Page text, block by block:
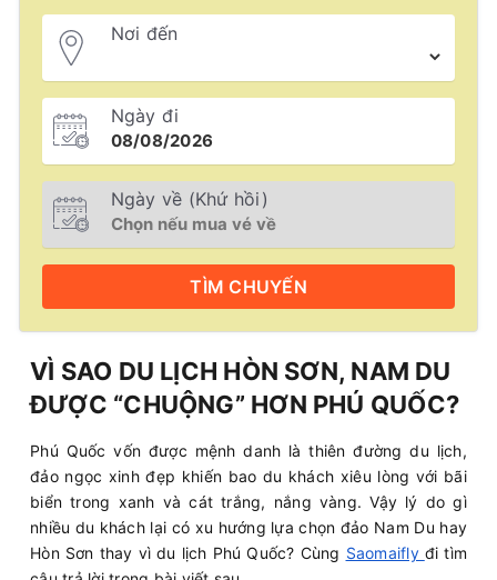
Nơi đến
Ngày đi
Ngày về (Khứ hồi)
TÌM CHUYẾN
VÌ SAO DU LỊCH HÒN SƠN, NAM DU
ĐƯỢC “CHUỘNG” HƠN PHÚ QUỐC?
Phú Quốc vốn được mệnh danh là thiên đường du lịch,
đảo ngọc xinh đẹp khiến bao du khách xiêu lòng với bãi
biển trong xanh và cát trắng, nắng vàng. Vậy lý do gì
nhiều du khách lại có xu hướng lựa chọn đảo Nam Du hay
Hòn Sơn thay vì du lịch Phú Quốc? Cùng Saomaifly đi tìm